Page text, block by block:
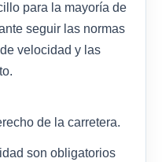
para la mayoría de
seguir las normas
velocidad y las
de la carretera.
son obligatorios